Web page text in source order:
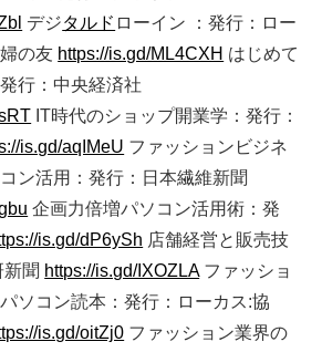
デジタルド ローイン ：発行：ロー
の友 https://is.gd/ML4CXH はじめて
行：中央経済社
IT時代のショップ開業学：発行：
is.gd/aqIMeU ファッションビジネ
ン活用：発行：日本繊維新聞
企画力倍増パソコン活用術：発
is.gd/dP6ySh 店舗経営と販売技
聞 https://is.gd/IXOZLAファッショ
ソコン読本：発行：ローカス:協
is.gd/oitZj0 ファッション業界の